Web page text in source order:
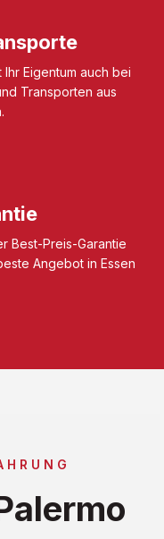
Eigentum auch bei
Transporten aus
Best-Preis-Garantie
Angebot in Essen